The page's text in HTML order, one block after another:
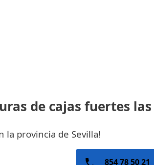
de cajas fuertes
la provincia de Sevilla!
854 78 50 21